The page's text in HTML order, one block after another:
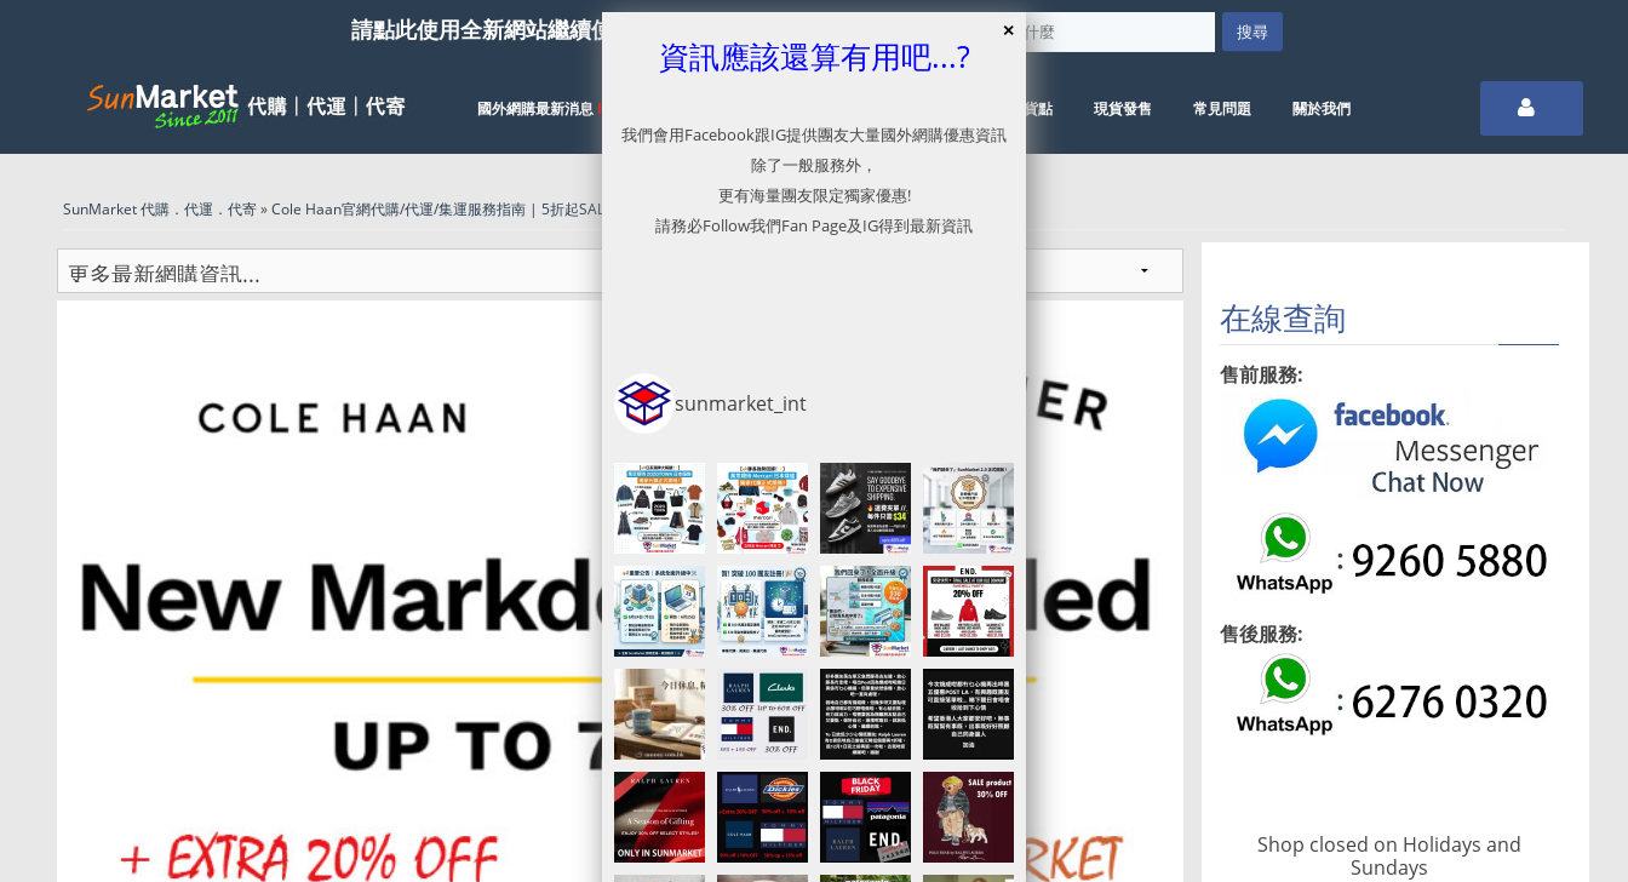
請點此使用全新網站繼續使用服務，本網已停止更新
國外網購最新消息 HOT 有關取貨點 現貨發售 常見問題 關於我們
SunMarket 代購．代運．代寄»Cole Haan官網代購/代運/集運服務指南 | 5折起SALE + 額外9折優惠 »Uncategorized
在線查詢
售前服務:
售後服務:
Shop closed on Holidays and
Sundays
資訊應該還算有用吧...?
我們會用Facebook跟IG提供團友大量國外網購優惠資訊
除了一般服務外，
更有海量團友限定獨家優惠!
請務必Follow我們Fan Page及IG得到最新資訊
sunmarket_int